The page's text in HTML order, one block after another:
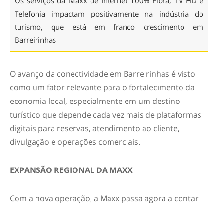
Telefonia impactam positivamente na indústria do
turismo, que está em franco crescimento em
Barreirinhas
O avanço da conectividade em Barreirinhas é visto
como um fator relevante para o fortalecimento da
economia local, especialmente em um destino
turístico que depende cada vez mais de plataformas
digitais para reservas, atendimento ao cliente,
divulgação e operações comerciais.
EXPANSÃO REGIONAL DA MAXX
Com a nova operação, a Maxx passa agora a contar